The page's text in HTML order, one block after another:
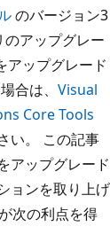
のバージョン3
アップグレー
アップグレード
合は、 Visual
Core Tools
い。 この記事
アップグレード
ョンを取り上げ
次の利点を得